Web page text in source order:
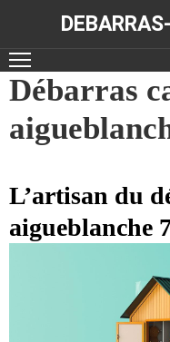
ACCUEIL
DÉBARRAS
RÉALISATIONS
CONTACT
Débarras
L’artisan du
aigueblanche